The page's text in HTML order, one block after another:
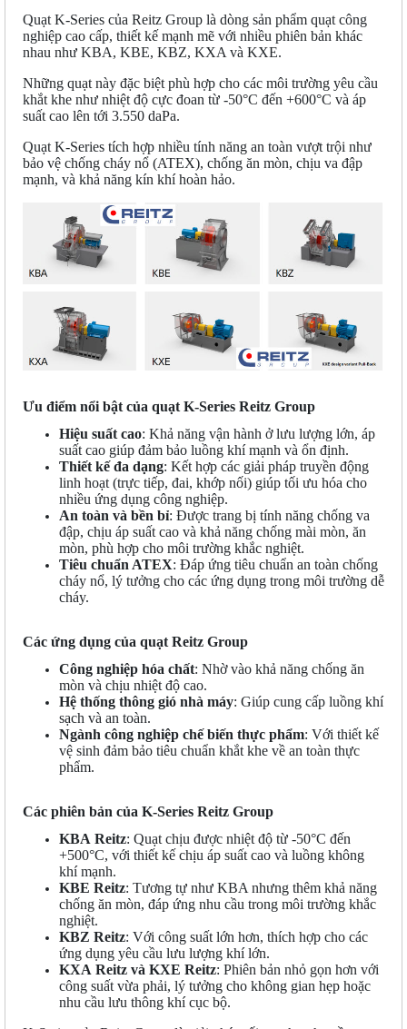
Quạt K-Series của Reitz Group là dòng sản phẩm quạt công
nghiệp cao cấp, thiết kế mạnh mẽ với nhiều phiên bản khác
nhau như KBA, KBE, KBZ, KXA và KXE.
Những quạt này đặc biệt phù hợp cho các môi trường yêu cầu
khắt khe như nhiệt độ cực đoan từ -50°C đến +600°C và áp
suất cao lên tới 3.550 daPa.
Quạt K-Series tích hợp nhiều tính năng an toàn vượt trội như
bảo vệ chống cháy nổ (ATEX), chống ăn mòn, chịu va đập
mạnh, và khả năng kín khí hoàn hảo.
Ưu điểm nổi bật của quạt K-Series Reitz Group
Hiệu suất cao: Khả năng vận hành ở lưu lượng lớn, áp
suất cao giúp đảm bảo luồng khí mạnh và ổn định.
Thiết kế đa dạng: Kết hợp các giải pháp truyền động
linh hoạt (trực tiếp, đai, khớp nối) giúp tối ưu hóa cho
nhiều ứng dụng công nghiệp.
An toàn và bền bỉ: Được trang bị tính năng chống va
đập, chịu áp suất cao và khả năng chống mài mòn, ăn
mòn, phù hợp cho môi trường khắc nghiệt.
Tiêu chuẩn ATEX: Đáp ứng tiêu chuẩn an toàn chống
cháy nổ, lý tưởng cho các ứng dụng trong môi trường dễ
cháy.
Các ứng dụng của quạt Reitz Group
Công nghiệp hóa chất: Nhờ vào khả năng chống ăn
mòn và chịu nhiệt độ cao.
Hệ thống thông gió nhà máy: Giúp cung cấp luồng khí
sạch và an toàn.
Ngành công nghiệp chế biến thực phẩm: Với thiết kế
vệ sinh đảm bảo tiêu chuẩn khắt khe về an toàn thực
phẩm.
Các phiên bản của K-Series Reitz Group
KBA Reitz: Quạt chịu được nhiệt độ từ -50°C đến
+500°C, với thiết kế chịu áp suất cao và luồng không
khí mạnh.
KBE Reitz: Tương tự như KBA nhưng thêm khả năng
chống ăn mòn, đáp ứng nhu cầu trong môi trường khắc
nghiệt.
KBZ Reitz: Với công suất lớn hơn, thích hợp cho các
ứng dụng yêu cầu lưu lượng khí lớn.
KXA Reitz và KXE Reitz: Phiên bản nhỏ gọn hơn với
công suất vừa phải, lý tưởng cho không gian hẹp hoặc
nhu cầu lưu thông khí cục bộ.